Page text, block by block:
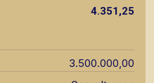
4.351,25
3.500.000,00